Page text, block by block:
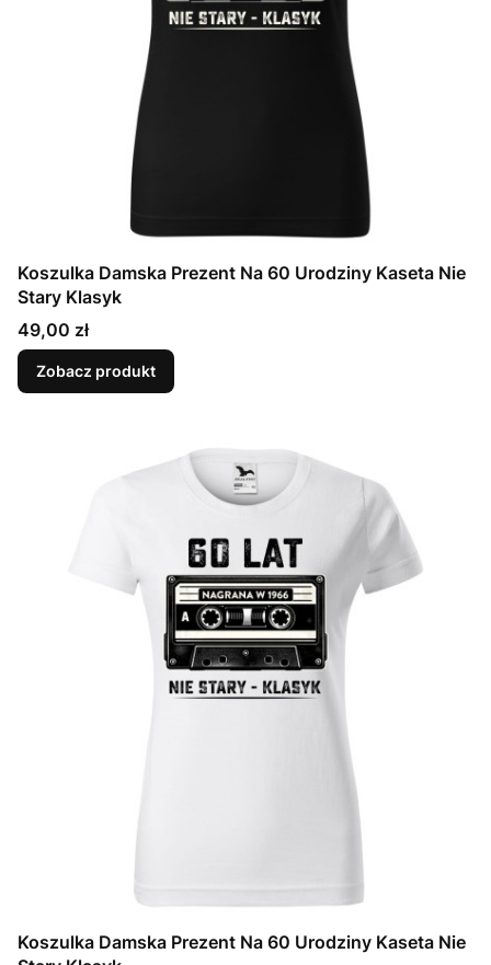
Koszulka Damska Prezent Na 60 Urodziny Kaseta Nie
Stary Klasyk
Cena
49,00 zł
Zobacz produkt
Koszulka Damska Prezent Na 60 Urodziny Kaseta Nie